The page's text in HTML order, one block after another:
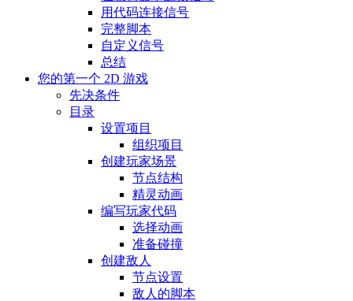
用代码连接信号
完整脚本
自定义信号
总结
您的第一个 2D 游戏
先决条件
目录
设置项目
组织项目
创建玩家场景
节点结构
精灵动画
编写玩家代码
选择动画
准备碰撞
创建敌人
节点设置
敌人的脚本